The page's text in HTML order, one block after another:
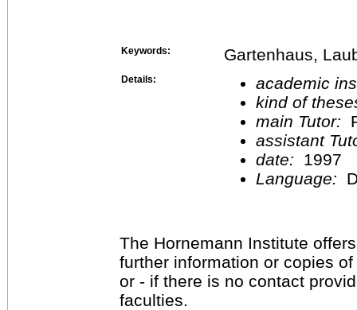
Keywords: Gartenhaus,
Details:
academic
kind of
main Tutor:
assistant
date:
1997
Language:
The Hornemann Institute
further information or copies
or - if there is no contact
faculties.